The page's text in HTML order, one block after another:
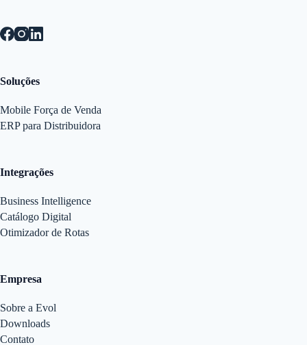
Soluções
Mobile Força de Venda
ERP para Distribuidora
Integrações
Business Intelligence
Catálogo Digital
Otimizador de Rotas
Empresa
Sobre a Evol
Downloads
Contato